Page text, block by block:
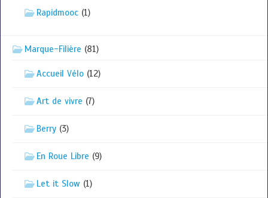
Rapidmooc (1)
Marque-Filière (81)
Accueil Vélo (12)
Art de vivre (7)
Berry (3)
En Roue Libre (9)
Let it Slow (1)